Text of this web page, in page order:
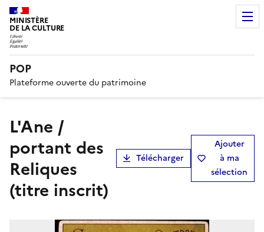
MINISTÈRE
DE LA CULTURE
POP
Plateforme ouverte du patrimoine
L'Ane /
portant des
Reliques
(titre inscrit)
Télécharger
Ajouter
à ma
sélection